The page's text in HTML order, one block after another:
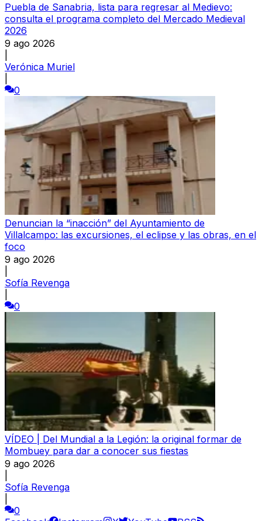
Puebla de Sanabria, lista para regresar al Medievo:
consulta el programa completo del Mercado Medieval
2026
9 ago 2026
Verónica Muriel
0
Denuncian la “inacción” del Ayuntamiento de
Villalcampo: las excursiones, el eclipse y las obras, en el
foco
9 ago 2026
Sofía Revenga
0
VÍDEO | Del Mundial a la Legión: la original formar de
Mombuey para dar a conocer sus fiestas
9 ago 2026
Sofía Revenga
0